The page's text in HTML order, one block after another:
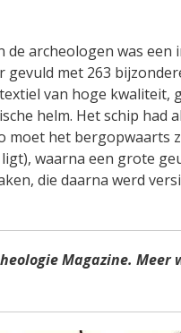
archeologen was een
met 263
van hoge kwaliteit,
helm. Het schip had
het bergopwaarts
waarna een grote
die daarna werd
Magazine.